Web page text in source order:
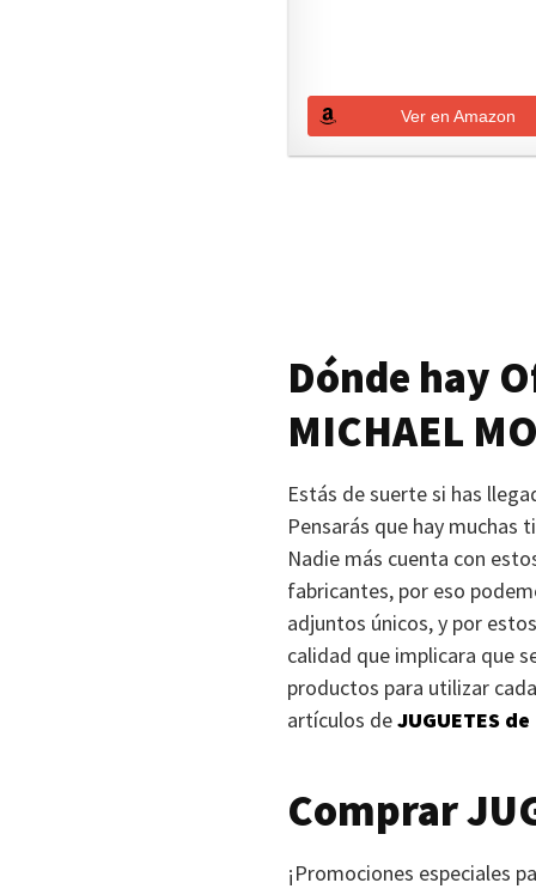
Ver en Amazon
Dónde hay
MICHAEL
Estás de suerte si has
Pensarás que hay muchas
Nadie más cuenta con
fabricantes, por eso
adjuntos únicos, y por
calidad que implicara que
productos para utilizar
artículos deJUGUETES de
Comprar
¡Promociones especiales